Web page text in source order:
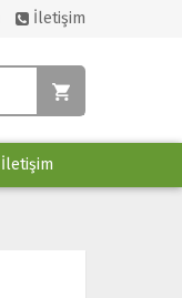
İletişim
İletişim